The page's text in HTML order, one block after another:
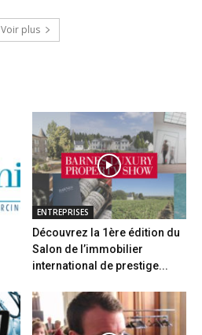
Voir plus
ENTREPRISES
Découvrez la 1ère édition du
Salon de l’immobilier
international de prestige...